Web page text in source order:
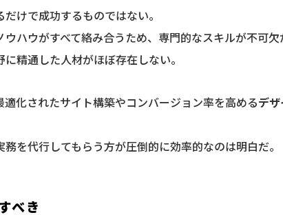
けで成功するものではない。
ハウがすべて絡み合うため、専門的なスキルが不可欠
精通した人材がほぼ存在しない。
適化されたサイト構築やコンバージョン率を高めるデ
を代行してもらう方が圧倒的に効率的なのは明白だ。
べき